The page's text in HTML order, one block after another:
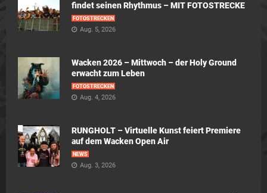
findet seinen Rhythmus – MIT FOTOSTRECKE
FOTOSTRECKEN
Aug. 5, 2026
Wacken 2026 – Mittwoch – der Holy Ground
erwacht zum Leben
FOTOSTRECKEN
Aug. 4, 2026
RUNGHOLT – Virtuelle Kunst feiert Premiere
auf dem Wacken Open Air
NEWS
Aug. 3, 2026